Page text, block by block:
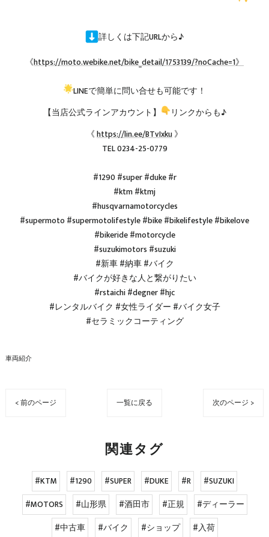
詳しくは下記URLから♪
《https://moto.webike.net/bike_detail/1753139/?noCache=1》
LINEで簡単に問い合せも可能です！
【当店公式ラインアカウント】
リンクからも♪
《https://lin.ee/BTvIxku》
TEL 0234-25-0779
#1290 #super #duke #r
#ktm #ktmj
#husqvarnamotorcycles
#supermoto #supermotolifestyle #bike #bikelifestyle #bikelove
#bikeride #motorcycle
#suzukimotors #suzuki
#新車 #納車 #バイク
#バイクが好きな人と繋がりたい
#rstaichi #degner #hjc
#レンタルバイク #女性ライダー #バイク女子
#セラミックコーティング
車両紹介
< 前のページ 一覧に戻る 次のページ >
関連タグ
#KTM #1290 #SUPER #DUKE #R
#SUZUKI
#MOTORS
#山形県 #酒田市 #正規
#ディーラー
#中古車
#バイク #ショップ #入荷